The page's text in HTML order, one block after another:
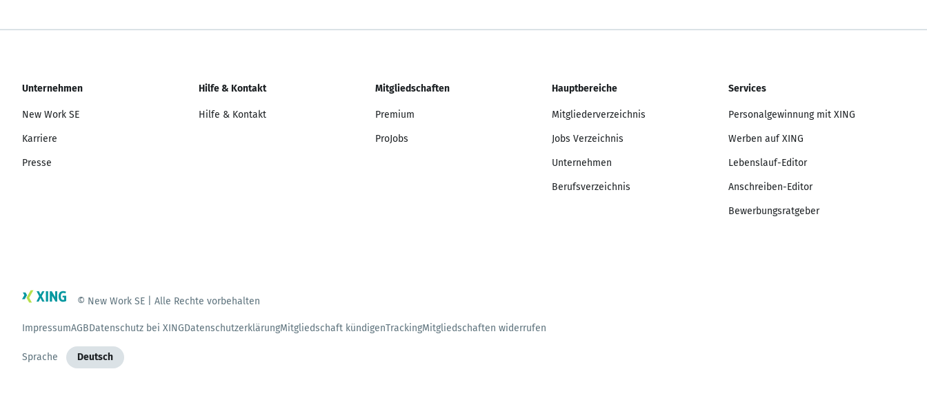
Unternehmen
New Work SE
Karriere
Presse
Hilfe & Kontakt
Hilfe & Kontakt
Mitgliedschaften
Premium
ProJobs
Hauptbereiche
Mitgliederverzeichnis
Jobs Verzeichnis
Unternehmen
Berufsverzeichnis
Services
Personalgewinnung mit XING
Werben auf XING
Lebenslauf-Editor
Anschreiben-Editor
Bewerbungsratgeber
© New Work SE | Alle Rechte vorbehalten
ImpressumAGBDatenschutz bei XINGDatenschutzerklärungMitgliedschaft kündigenTrackingMitgliedschaften widerrufen
Sprache Deutsch